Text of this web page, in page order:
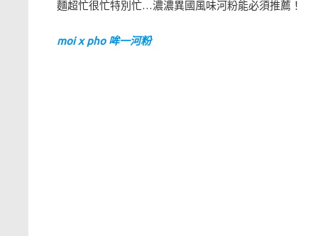
麵超忙很忙特別忙…濃濃異國風味河粉能必須推薦！
moi x pho 哞一河粉